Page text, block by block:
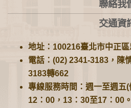
聯絡我
交通資
地址：100216臺北市中正
電話：(02) 2341-3183，陳
3183轉662
專線服務時間：週一至週五
12：00，13：30至17：00。